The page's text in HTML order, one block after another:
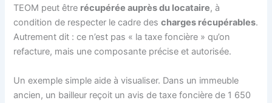
TEOM peut être récupérée auprès du locataire, à
condition de respecter le cadre descharges récupérables.
Autrement dit : ce n’est pas « la taxe foncière » qu’on
refacture, mais une composante précise et autorisée.
Un exemple simple aide à visualiser. Dans un immeuble
ancien, un bailleur reçoit un avis de taxe foncière de 1 650